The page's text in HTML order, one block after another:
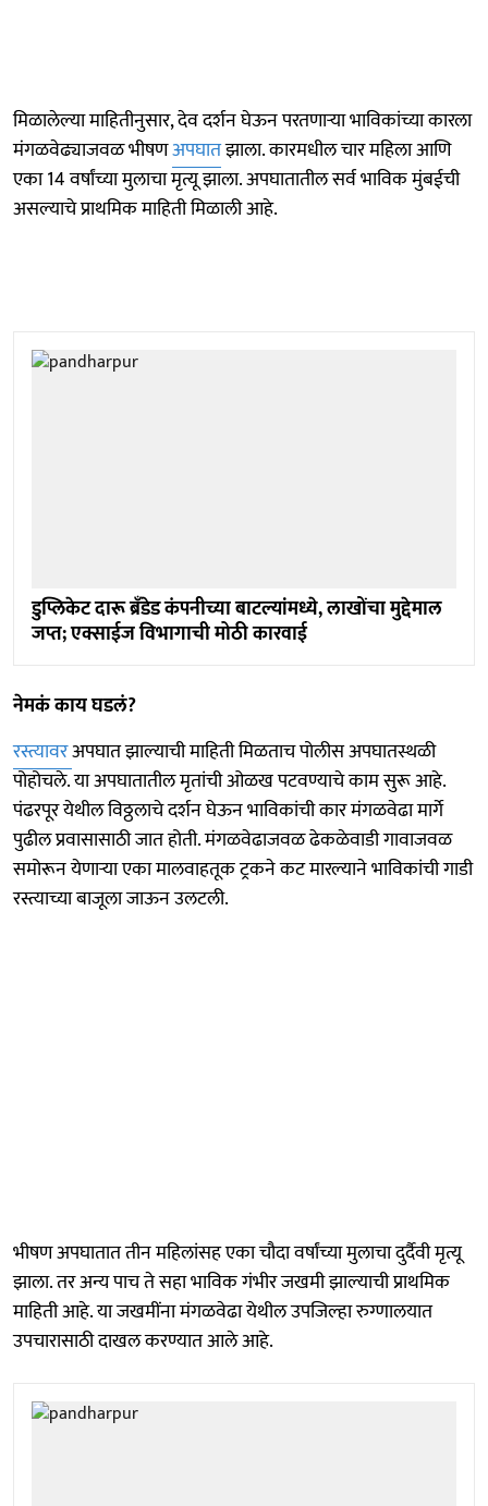
मिळालेल्या माहितीनुसार, देव दर्शन घेऊन परतणाऱ्या भाविकांच्या कारला
मंगळवेढ्याजवळ भीषणअपघातझाला. कारमधील चार महिला आणि
एका 14 वर्षांच्या मुलाचा मृत्यू झाला. अपघातातील सर्व भाविक मुंबईची
असल्याचे प्राथमिक माहिती मिळाली आहे.
डुप्लिकेट दारू ब्रँडेड कंपनीच्या बाटल्यांमध्ये, लाखोंचा मुद्देमाल
जप्त; एक्साईज विभागाची मोठी कारवाई
नेमकं काय घडलं?
रस्त्यावरअपघात झाल्याची माहिती मिळताच पोलीस अपघातस्थळी
पोहोचले. या अपघातातील मृतांची ओळख पटवण्याचे काम सुरू आहे.
पंढरपूर येथील विठ्ठलाचे दर्शन घेऊन भाविकांची कार मंगळवेढा मार्गे
पुढील प्रवासासाठी जात होती. मंगळवेढाजवळ ढेकळेवाडी गावाजवळ
समोरून येणाऱ्या एका मालवाहतूक ट्रकने कट मारल्याने भाविकांची गाडी
रस्त्याच्या बाजूला जाऊन उलटली.
भीषण अपघातात तीन महिलांसह एका चौदा वर्षांच्या मुलाचा दुर्दैवी मृत्यू
झाला. तर अन्य पाच ते सहा भाविक गंभीर जखमी झाल्याची प्राथमिक
माहिती आहे. या जखमींना मंगळवेढा येथील उपजिल्हा रुग्णालयात
उपचारासाठी दाखल करण्यात आले आहे.